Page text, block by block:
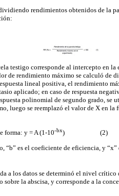
rendimientos obtenidos de la
testigo corresponde al intercepto en la
rendimiento máximo se calculó de
lineal positiva, el rendimiento
aplicado; en caso de respuesta
polinomial de segundo grado,
luego se reemplazó el valor de X en
forma: y = A (1-10-bx) (2)
“b” es el coeficiente de eficiencia, y
a los datos se determinó el nivel crítico
la abscisa, y corresponde a la